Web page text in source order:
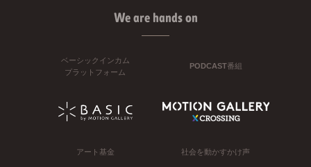
We are hands on
ベーシックインカム
プラットフォーム
PODCAST番組
アート基金 社会を動かすかけ声